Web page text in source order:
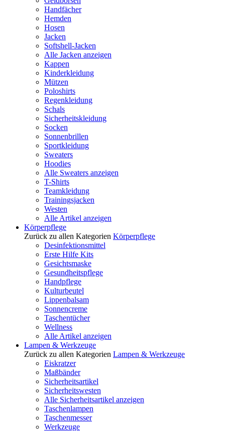
Handfächer
Hemden
Hosen
Jacken
Softshell-Jacken
Alle Jacken anzeigen
Kappen
Kinderkleidung
Mützen
Poloshirts
Regenkleidung
Schals
Sicherheitskleidung
Socken
Sonnenbrillen
Sportkleidung
Sweaters
Hoodies
Alle Sweaters anzeigen
T-Shirts
Teamkleidung
Trainingsjacken
Westen
Alle Artikel anzeigen
Körperpflege
Zurück zu allen Kategorien Körperpflege
Desinfektionsmittel
Erste Hilfe Kits
Gesichtsmaske
Gesundheitspflege
Handpflege
Kulturbeutel
Lippenbalsam
Sonnencreme
Taschentücher
Wellness
Alle Artikel anzeigen
Lampen & Werkzeuge
Zurück zu allen Kategorien Lampen & Werkzeuge
Eiskratzer
Maßbänder
Sicherheitsartikel
Sicherheitswesten
Alle Sicherheitsartikel anzeigen
Taschenlampen
Taschenmesser
Werkzeuge